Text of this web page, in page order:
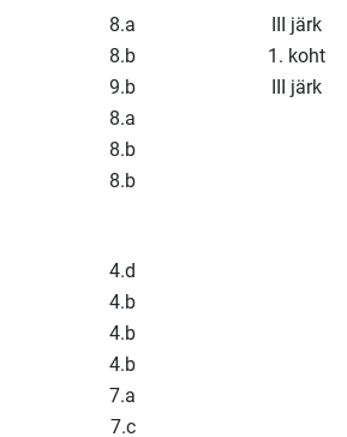
8.a III järk
8.b 1. koht
9.b III järk
8.a
8.b
8.b
4.d
4.b
4.b
4.b
7.a
7.c